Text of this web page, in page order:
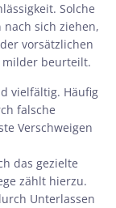
Solche
nach sich ziehen,
vorsätzlichen
beurteilt.
vielfältig. Häufig
falsche
Verschweigen
das gezielte
zählt hierzu.
Unterlassen